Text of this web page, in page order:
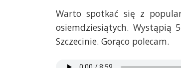
Warto spotkać się z
osiemdziesiątych. Wystąpią
Szczecinie. Gorąco polecam.